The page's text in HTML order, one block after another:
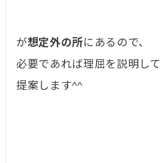
が想定外の所にあるので、
必要であれば理屈を説明して
提案します^^